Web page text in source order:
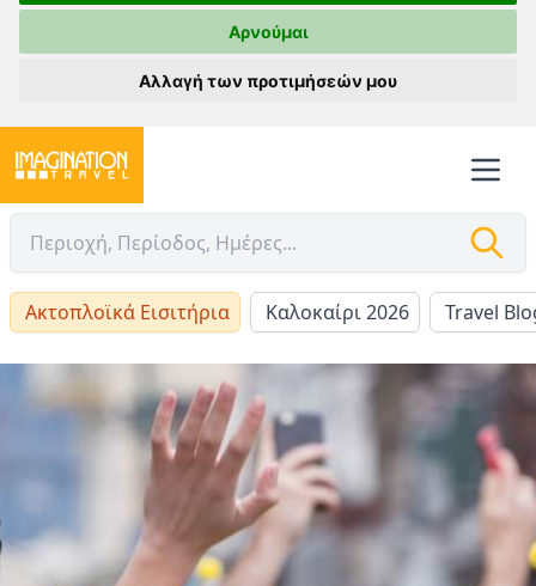
Αρνούμαι
Αλλαγή των προτιμήσεών μου
Ακτοπλοϊκά Εισιτήρια Καλοκαίρι 2026 Travel